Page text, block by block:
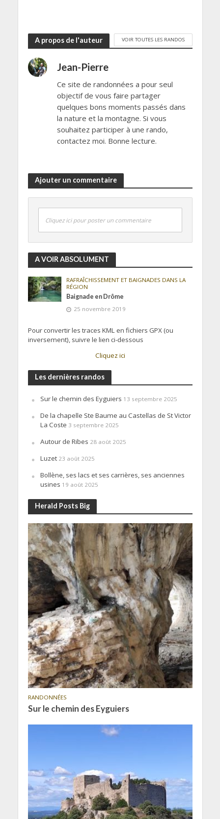
A propos de l'auteur VOIR TOUTES LES RANDOS
Jean-Pierre
Ce site de randonnées a pour seul
objectif de vous faire partager
quelques bons moments passés dans
la nature et la montagne. Si vous
souhaitez participer à une rando,
contactez moi. Bonne lecture.
Ajouter un commentaire
Cliquez ici pour poster un commentaire
A VOIR ABSOLUMENT
RAFRAÎCHISSEMENT ET BAIGNADES DANS LA
RÉGION
Baignade en Drôme
25 novembre 2019
Pour convertir les traces KML en fichiers GPX (ou
inversement), suivre le lien ci-dessous
Cliquez ici
Les dernières randos
Sur le chemin des Eyguiers 13 septembre 2025
De la chapelle Ste Baume au Castellas de St Victor
La Coste 3 septembre 2025
Autour de Ribes 28 août 2025
Luzet 23 août 2025
Bollène, ses lacs et ses carrières, ses anciennes
usines 19 août 2025
Herald Posts Big
RANDONNÉES
Sur le chemin des Eyguiers